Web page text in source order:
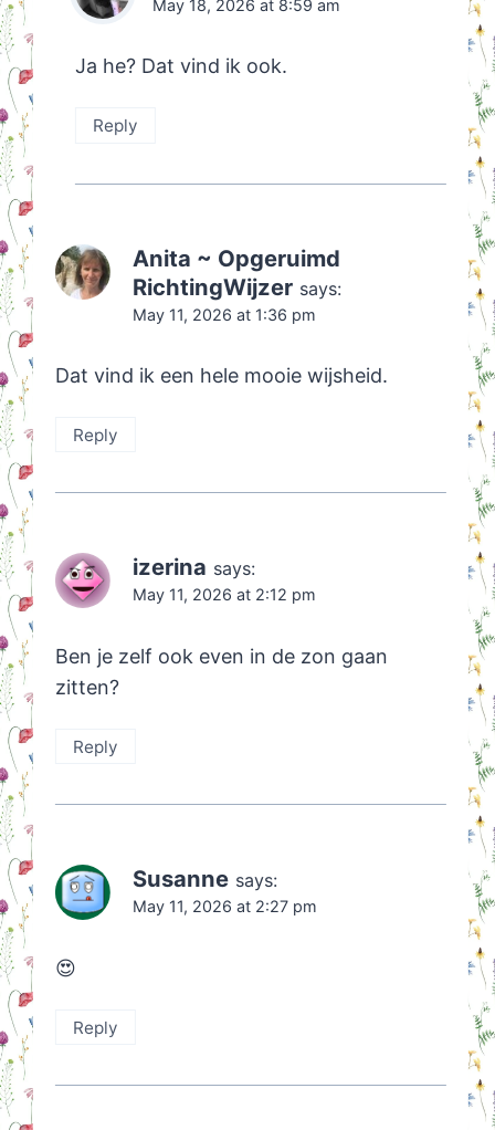
May 18, 2026 at 8:59 am
Ja he? Dat vind ik ook.
Reply
Anita ~ Opgeruimd
RichtingWijzer says:
May 11, 2026 at 1:36 pm
Dat vind ik een hele mooie wijsheid.
Reply
izerina says:
May 11, 2026 at 2:12 pm
Ben je zelf ook even in de zon gaan
zitten?
Reply
Susanne says:
May 11, 2026 at 2:27 pm
😍
Reply